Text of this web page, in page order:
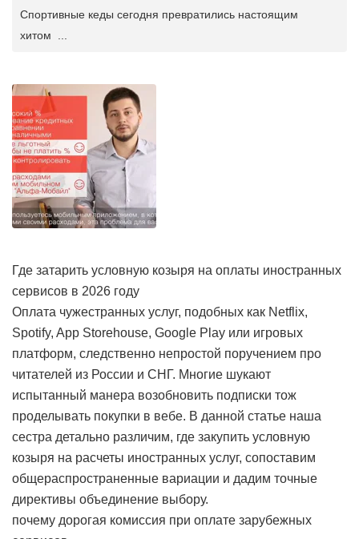
Спортивные кеды сегодня превратились настоящим
хитом ...
Где затарить условную козыря на оплаты иностранных
сервисов в 2026 году
Оплата чужестранных услуг, подобных как Netflix,
Spotify, App Storehouse, Google Play или игровых
платформ, следственно непростой поручением про
читателей из России и СНГ. Многие шукают
испытанный манера возобновить подписки тож
проделывать покупки в вебе. В данной статье наша
сестра детально различим, где закупить условную
козыря на расчеты иностранных услуг, сопоставим
общераспространенные вариации и дадим точные
директивы объединение выбору.
почему дорогая комиссия при оплате зарубежных